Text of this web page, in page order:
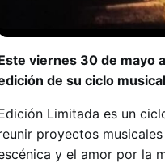
viernes 30 de mayo
de su ciclo
Limitada es un
proyectos
y el amor por la